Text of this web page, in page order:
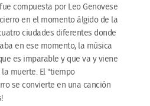
compuesta por Leo Genovese
en el momento álgido de la
ciudades diferentes donde
en ese momento, la música
es imparable y que va y viene
muerte. El "tiempo
se convierte en una canción